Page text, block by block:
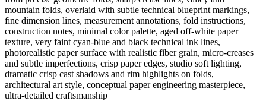
mountain folds, overlaid with subtle technical blueprint markings,
fine dimension lines, measurement annotations, fold instructions,
construction notes, minimal color palette, aged off-white paper
texture, very faint cyan-blue and black technical ink lines,
photorealistic paper surface with realistic fiber grain, micro-creases
and subtle imperfections, crisp paper edges, studio soft lighting,
dramatic crisp cast shadows and rim highlights on folds,
architectural art style, conceptual paper engineering masterpiece,
ultra-detailed craftsmanship